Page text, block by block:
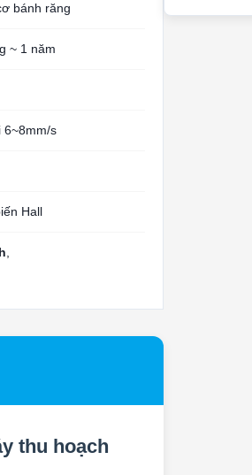
bánh răng
~ 1 năm
6~8mm/s
Hall
thu hoạch